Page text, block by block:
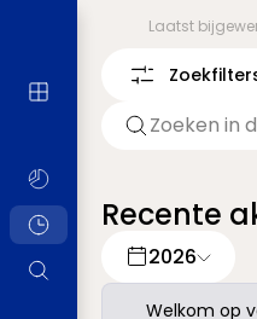
Laatst
Recente
2026
Welkom op